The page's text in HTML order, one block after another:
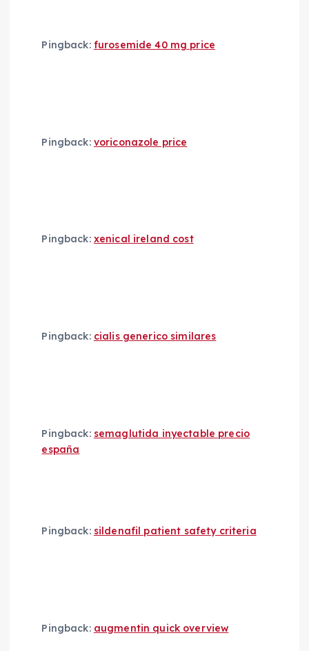
Pingback: furosemide 40 mg price
Pingback: voriconazole price
Pingback: xenical ireland cost
Pingback: cialis generico similares
Pingback: semaglutida inyectable precio
españa
Pingback: sildenafil patient safety criteria
Pingback: augmentin quick overview